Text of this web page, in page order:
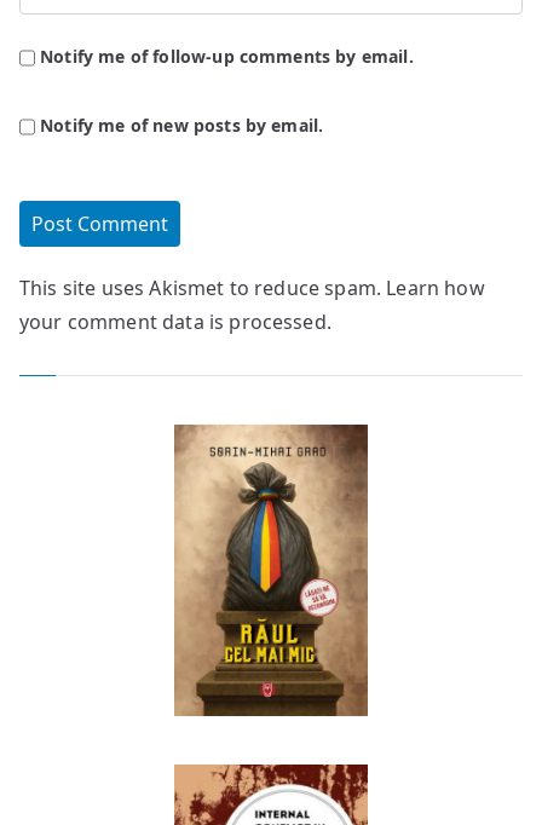
Notify me of follow-up comments by email.
Notify me of new posts by email.
This site uses Akismet to reduce spam. Learn how
your comment data is processed.